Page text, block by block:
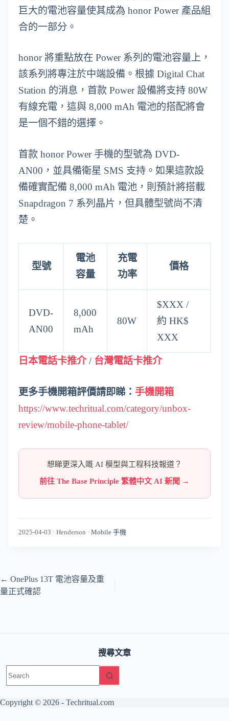
巨大的電池容量使其成為 honor Power 產品組
合的一部分。
honor 將重點放在 Power 系列的電池容量上，
該系列將專注於中端設備。根據 Digital Chat
Station 的消息，首款 Power 設備將支持 80W
有線充電，這與 8,000 mAh 電池的搭配將會
是一個不錯的選擇。
首款 honor Power 手機的型號為 DVD-
AN00，並具備衛星 SMS 支持。如果這款設
備確實配備 8,000 mAh 電池，則預計將搭載
Snapdragon 7 系列晶片，但具體型號尚不清
楚。
型號
電池
容量
充電
功率
價格
DVD-
AN00
8,000
mAh
80W
$XXX /
約 HK$
XXX
日本電話卡推介/ 台灣電話卡推介
更多手機開箱評價請即睇： 手機開箱
https://www.techritual.com/category/unbox-
review/mobile-phone-tablet/
想睇更深入嘅 AI 模型與工程科技報道？
前往 The Base Principle 繁體中文 AI 新聞 →
2025-04-03 · Henderson · Mobile 手機
← OnePlus 13T 電池容量及重
量正式確認
搜尋文章
results
Copyright © 2026 - Techritual.com